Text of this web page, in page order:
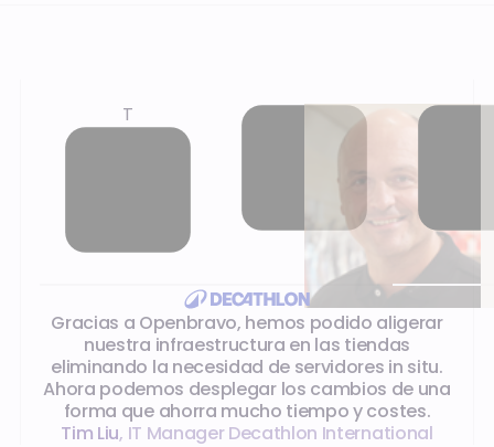
Lo que dicen nuestros clientes
T
Gracias a Openbravo, hemos podido aligerar
nuestra infraestructura en las tiendas
eliminando la necesidad de servidores in situ.
Ahora podemos desplegar los cambios de una
forma que ahorra mucho tiempo y costes.
Tim Liu, IT Manager Decathlon International